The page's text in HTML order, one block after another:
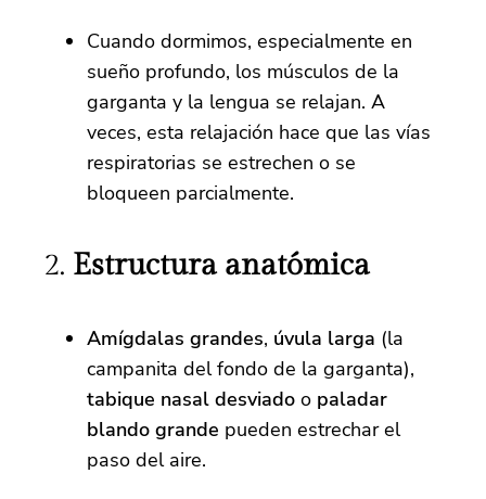
Cuando dormimos, especialmente en
sueño profundo, los músculos de la
garganta y la lengua se relajan. A
veces, esta relajación hace que las vías
respiratorias se estrechen o se
bloqueen parcialmente.
2. Estructura anatómica
Amígdalas grandes, úvula larga (la
campanita del fondo de la garganta),
tabique nasal desviado o paladar
blando grande pueden estrechar el
paso del aire.